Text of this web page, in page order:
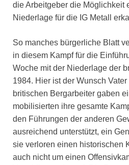
die Arbeitgeber die Möglichkeit
Niederlage für die IG Metall
So manches bürgerliche Blatt
in diesem Kampf für die
Woche mit der Niederlage der
1984. Hier ist der Wunsch
britischen Bergarbeiter gaben
mobilisierten ihre gesamte
den Führungen der anderen
ausreichend unterstützt, ein
sie verloren einen historischen
auch nicht um einen